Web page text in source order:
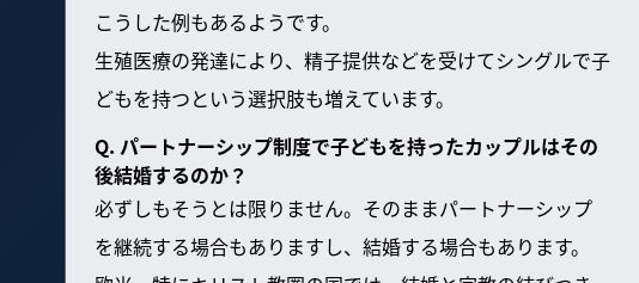
こうした例もあるようです。
生殖医療の発達により、精子提供などを受けてシングルで子
どもを持つという選択肢も増えています。
Q. パートナーシップ制度で子どもを持ったカップルはその
後結婚するのか？
必ずしもそうとは限りません。そのままパートナーシップ
を継続する場合もありますし、結婚する場合もあります。